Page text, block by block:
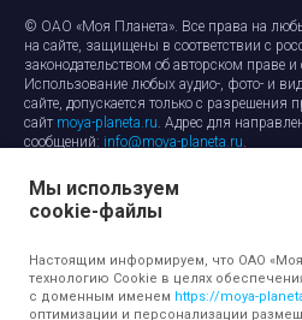
© ОАО «Моя Планета». Все права на
на сайте, защищены в соответствии с
законодательством об авторском праве
Использование любых аудио-, фото- и
сайте, допускается только с разрешения
сайт moya-planeta.ru. Адрес для
сообщений: info@moya-planeta.ru.
Правила сайтаРабота с cookie-
Защита персональных данных
Мы используем
cookie-файлы
Настоящим информируем, что ОАО «Моя
технологию Cookie в целях
с доменным именем https://moya-
оптимизации и персонализации